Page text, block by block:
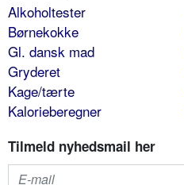
Alkoholtester
Børnekokke
Gl. dansk mad
Gryderet
Kage/tærte
Kalorieberegner
Tilmeld nyhedsmail her